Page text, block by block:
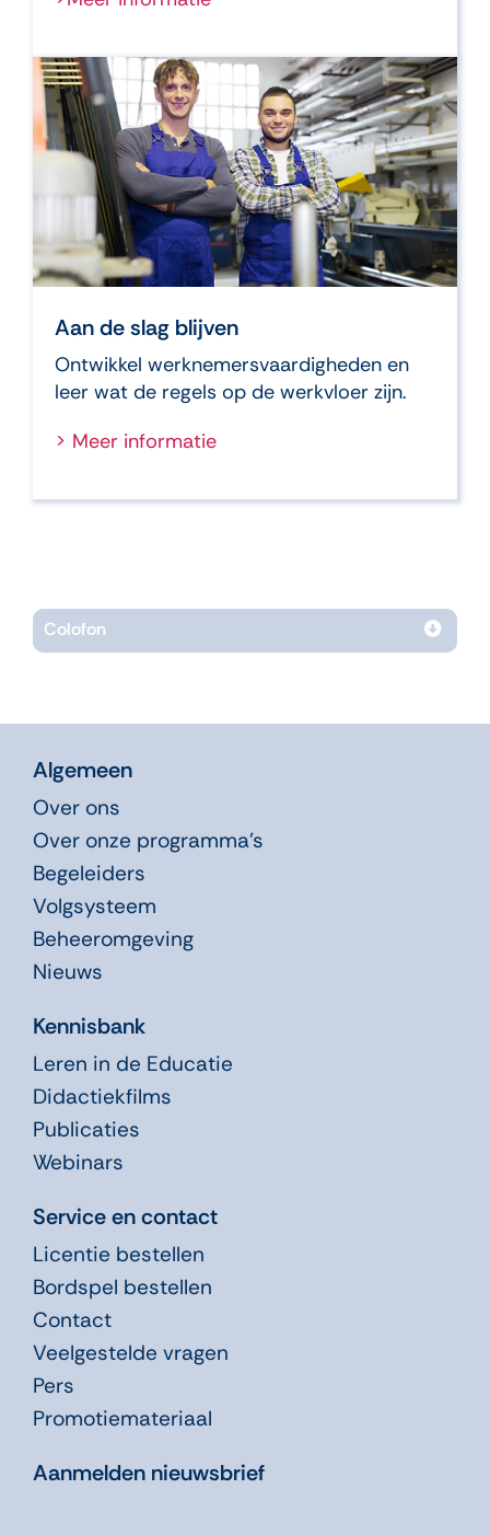
Aan de slag blijven
Ontwikkel werknemersvaardigheden en
leer wat de regels op de werkvloer zijn.
> Meer informatie
Colofon
Algemeen
Over ons
Over onze programma’s
Begeleiders
Volgsysteem
Beheeromgeving
Nieuws
Kennisbank
Leren in de Educatie
Didactiekfilms
Publicaties
Webinars
Service en contact
Licentie bestellen
Bordspel bestellen
Contact
Veelgestelde vragen
Pers
Promotiemateriaal
Aanmelden nieuwsbrief